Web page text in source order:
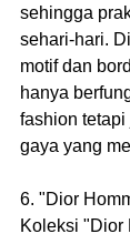
sehingga
sehari-hari.
motif dan
hanya
fashion
gaya yang
6. "Dior
Koleksi "Dior